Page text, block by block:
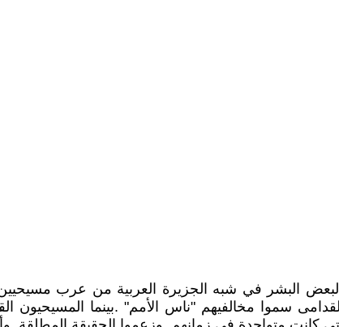
لبعض البشر في شبه الجزيرة العربية من عرب
سموا مخالفيهم "ناس الأمم" .بينما المسيحيون